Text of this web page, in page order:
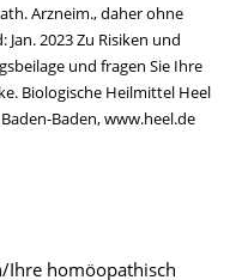
Arzneim., daher ohne
2023 Zu Risiken und
und fragen Sie Ihre
Biologische Heilmittel Heel
Baden, www.heel.de
Ihre homöopathisch